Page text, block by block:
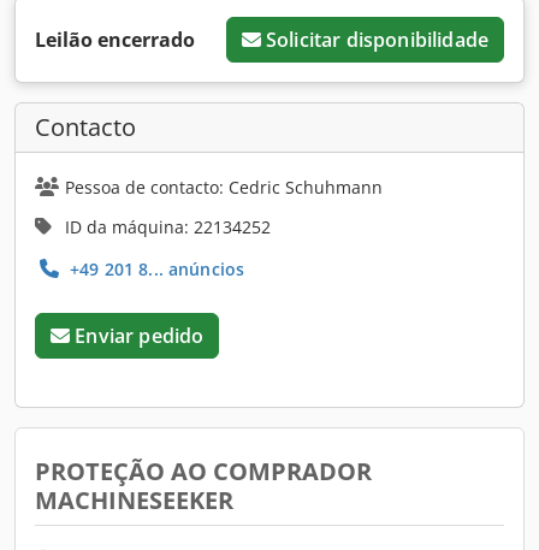
Leilão encerrado Solicitar disponibilidade
Contacto
Pessoa de contacto: Cedric Schuhmann
ID da máquina: 22134252
+49 201 8... anúncios
Enviar pedido
PROTEÇÃO AO COMPRADOR
MACHINESEEKER